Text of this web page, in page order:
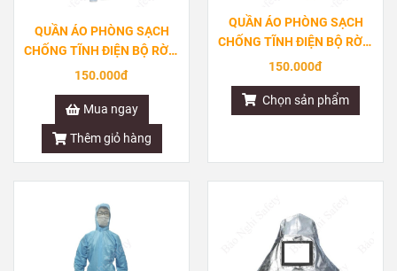
QUẦN ÁO PHÒNG SẠCH
CHỐNG TĨNH ĐIỆN BỘ RỜI -
KHÔNG MŨ
150.000đ
Mua ngay
Thêm giỏ hàng
QUẦN ÁO PHÒNG SẠCH
CHỐNG TĨNH ĐIỆN BỘ RỜI -
CÓ MŨ
150.000đ
Chọn sản phẩm